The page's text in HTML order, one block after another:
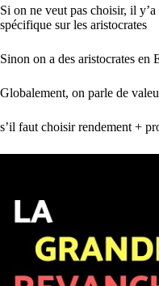
Si on ne veut pas choisir, il
spécifique sur les aristocrates
Sinon on a des aristocrates en
Globalement, on parle de
s’il faut choisir rendement +